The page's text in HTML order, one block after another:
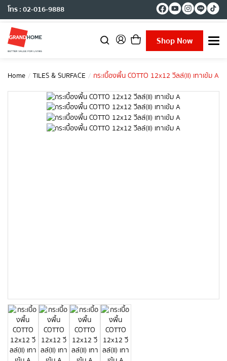
โทร : 02-016-9888
Shop Now
T
g
l
e
Home TILES & SURFACE กระเบื้องพื้น COTTO 12x12 วีลล์(II) เทาเข้ม A